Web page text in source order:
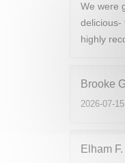
We were
delicious-
highly
Brooke
2026-07-15
Elham F